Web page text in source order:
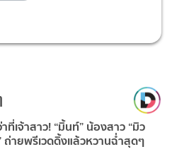
ที่เจ้าสาว! “มิ้นท์” น้องสาว “มิว
ถ่ายพรีเวดดิ้งแล้วหวานฉ่ำสุดๆ